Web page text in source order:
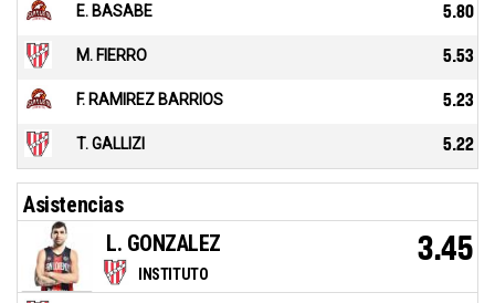
E. BASABE 5.80
M. FIERRO 5.53
F. RAMIREZ BARRIOS 5.23
T. GALLIZI 5.22
Asistencias
INSTITUTO
L. GONZALEZ 3.45